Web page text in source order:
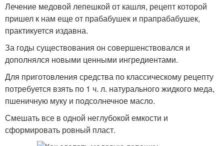
Лечение медовой лепешкой от кашля, рецепт которой
пришел к нам еще от прабабушек и прапрабабушек,
практикуется издавна.
За годы существования он совершенствовался и
дополнялся новыми ценными ингредиентами.
Для приготовления средства по классическому рецепту
потребуется взять по 1 ч. л. натурального жидкого меда,
пшеничную муку и подсолнечное масло.
Смешать все в одной неглубокой емкости и
сформировать ровный пласт.